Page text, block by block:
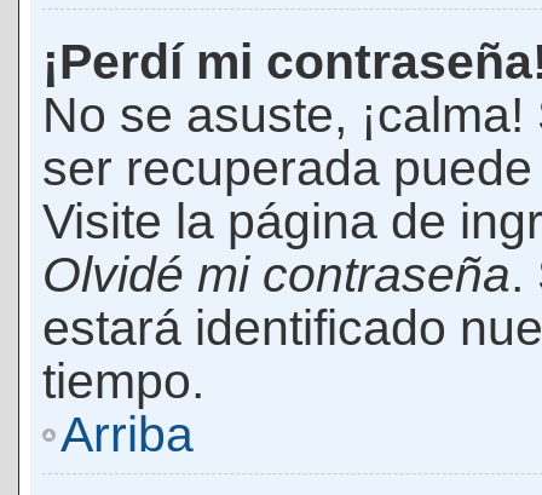
¡Perdí mi
No se asuste,
ser recuperada
Visite la página de
Olvidé mi contraseña.
estará identificado
tiempo.
Arriba